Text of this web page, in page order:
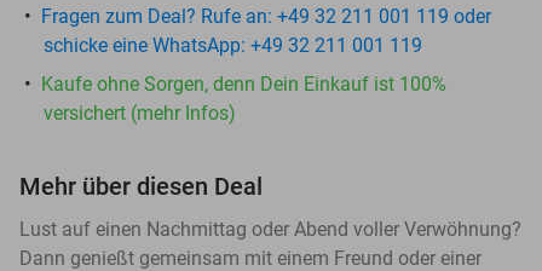
Fragen zum Deal? Rufe an: +49 32 211 001 119 oder
schicke eine WhatsApp: +49 32 211 001 119
Kaufe ohne Sorgen, denn Dein Einkauf ist 100%
versichert (mehr Infos)
Mehr über diesen Deal
Lust auf einen Nachmittag oder Abend voller Verwöhnung?
Dann genießt gemeinsam mit einem Freund oder einer